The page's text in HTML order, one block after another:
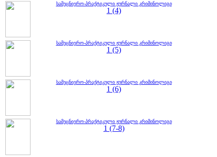
სამეცნიერო-პრაქტიკული ჟურნალი კრიმინოლიგი
1 (4)
სამეცნიერო-პრაქტიკული ჟურნალი კრიმინოლიგი
1 (5)
სამეცნიერო-პრაქტიკული ჟურნალი კრიმინოლიგი
1 (6)
სამეცნიერო-პრაქტიკული ჟურნალი კრიმინოლიგი
1 (7-8)